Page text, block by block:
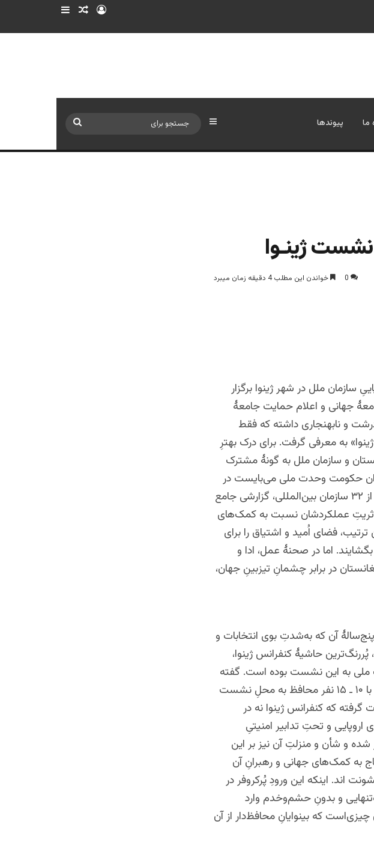
ورود نوشته تصادفی
ما پیوندها سایدبار
ژینـوا
0 خواندن این مطلب 4 دقیقه زمان میبرد
نومبر در مقر اروپاییِ سازمان ملل در شهر ژینوا برگزار
جهانی و اعلام حمایت جامعۀ
و نابهنجاری داشته که فقط
به معرفی گرفت. برای درک بهترِ
و سازمان ملل به گونۀ مشترک
حکومت وحدت ملی می‌بایست در
حضور وزرای بیش از ۶۲ کشور دنیا و نماینده‌گان بیش از ۳۲ سازمان بین‌المللی، گزارشی جامع
عملکردشان نسبت به کمک‌های
فضای اُمید و اشتیاق را برای
اما در صحنۀ عمل، ادا و
در برابر چشمانِ تیزبینِ جهان،
آن که به‌شدتِ بوی انتخابات و
حاشیۀ کنفرانس ژینوا،
به این نشست بوده است. گفته
می‌شود که آقای غنی با ۲۰ نفر محافظ و داکتر عبدالله با ۱۰ ـ ۱۵ نفر محافظ به محلِ نشست
که کنفرانس ژینوا نه در
اروپایی و تحتِ تدابیر امنیتیِ
و شأن و منزلتِ آن نیز بر این
به کمک‌های جهانی و رهبرانِ آن
اند. اینکه این ورودِ پُرکروفر در
و بدونِ ‌حشم‌وخدم وارد
که بینوایانِ محافظ‌دار از آن